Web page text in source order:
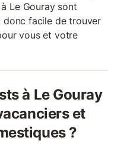
Le Gouray sont
donc facile de trouver
vous et votre
à Le Gouray
et
?